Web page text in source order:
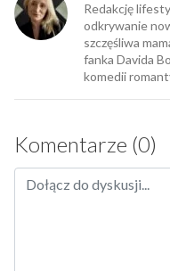
Redakcję
odkrywanie
szczęśliwa
fanka Davida
komedii
Komentarze (0)